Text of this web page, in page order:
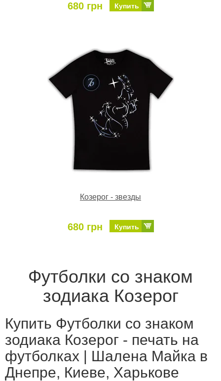
680 грн Купить
Козерог - звезды
680 грн Купить
Футболки со знаком
зодиака Козерог
Купить Футболки со знаком
зодиака Козерог - печать на
футболках | Шалена Майка в
Днепре, Киеве, Харькове